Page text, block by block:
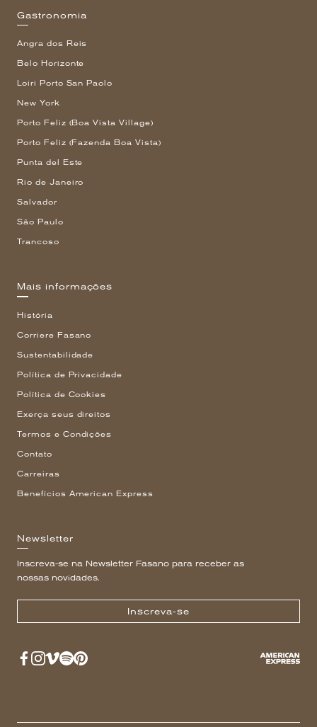
Gastronomia
Angra dos Reis
Belo Horizonte
Loiri Porto San Paolo
New York
Porto Feliz (Boa Vista Village)
Porto Feliz (Fazenda Boa Vista)
Punta del Este
Rio de Janeiro
Salvador
São Paulo
Trancoso
Mais informações
História
Corriere Fasano
Sustentabilidade
Política de Privacidade
Política de Cookies
Exerça seus direitos
Termos e Condições
Contato
Carreiras
Benefícios American Express
Newsletter
Inscreva-se na Newsletter Fasano para receber as
nossas novidades.
Inscreva-se